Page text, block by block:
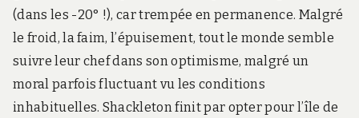
(dans les -20° !), car trempée en permanence. Malgré
le froid, la faim, l’épuisement, tout le monde semble
suivre leur chef dans son optimisme, malgré un
moral parfois fluctuant vu les conditions
inhabituelles. Shackleton finit par opter pour l’île de